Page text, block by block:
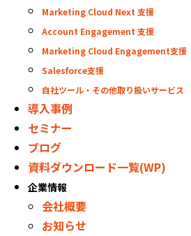
Marketing Cloud Next 支援
Account Engagement 支援
Marketing Cloud Engagement支援
Salesforce支援
自社ツール・その他取り扱いサービス
導入事例
セミナー
ブログ
資料ダウンロード一覧(WP)
企業情報
会社概要
お知らせ